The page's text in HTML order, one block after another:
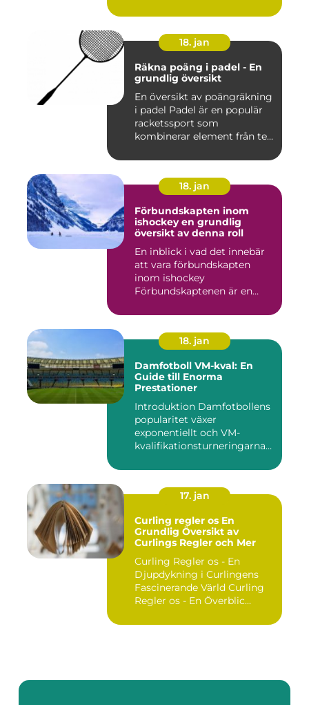
18. jan
Räkna poäng i padel - En
grundlig översikt
En översikt av poängräkning
i padel Padel är en populär
racketssport som
kombinerar element från te...
18. jan
Förbundskapten inom
ishockey en grundlig
översikt av denna roll
En inblick i vad det innebär
att vara förbundskapten
inom ishockey
Förbundskaptenen är en
18. jan
Damfotboll VM-kval: En
Guide till Enorma
Prestationer
Introduktion Damfotbollens
popularitet växer
exponentiellt och VM-
kvalifikationsturneringarna
17. jan
Curling regler os En
Grundlig Översikt av
Curlings Regler och Mer
Curling Regler os - En
Djupdykning i Curlingens
Fascinerande Värld Curling
Regler os - En Överblic...